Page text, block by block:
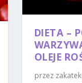
DIETA –
OLEJE
przez